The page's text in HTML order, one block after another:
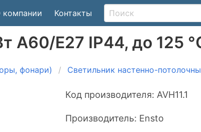
компании Контакты
A60/E27 IP44, до 125
фонари) Светильник настенно-
Код производителя: AVH11.1
Производитель: Ensto